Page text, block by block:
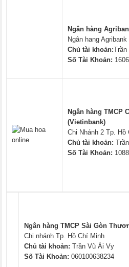
Ngân hàng
Ngân hang
Chủ tài khoản:
Số Tài Khoản:
Ngân hàng TMCP
(Vietinbank)
Chi Nhánh 2 Tp. Hồ
Chủ tài khoản:
Số Tài Khoản:
Ngân hàng TMCP Sài Gòn
Chi nhánh Tp. Hồ Chí Minh
Chủ tài khoản: Trần Vũ Ái Vy
Số Tài Khoản: 060100638234